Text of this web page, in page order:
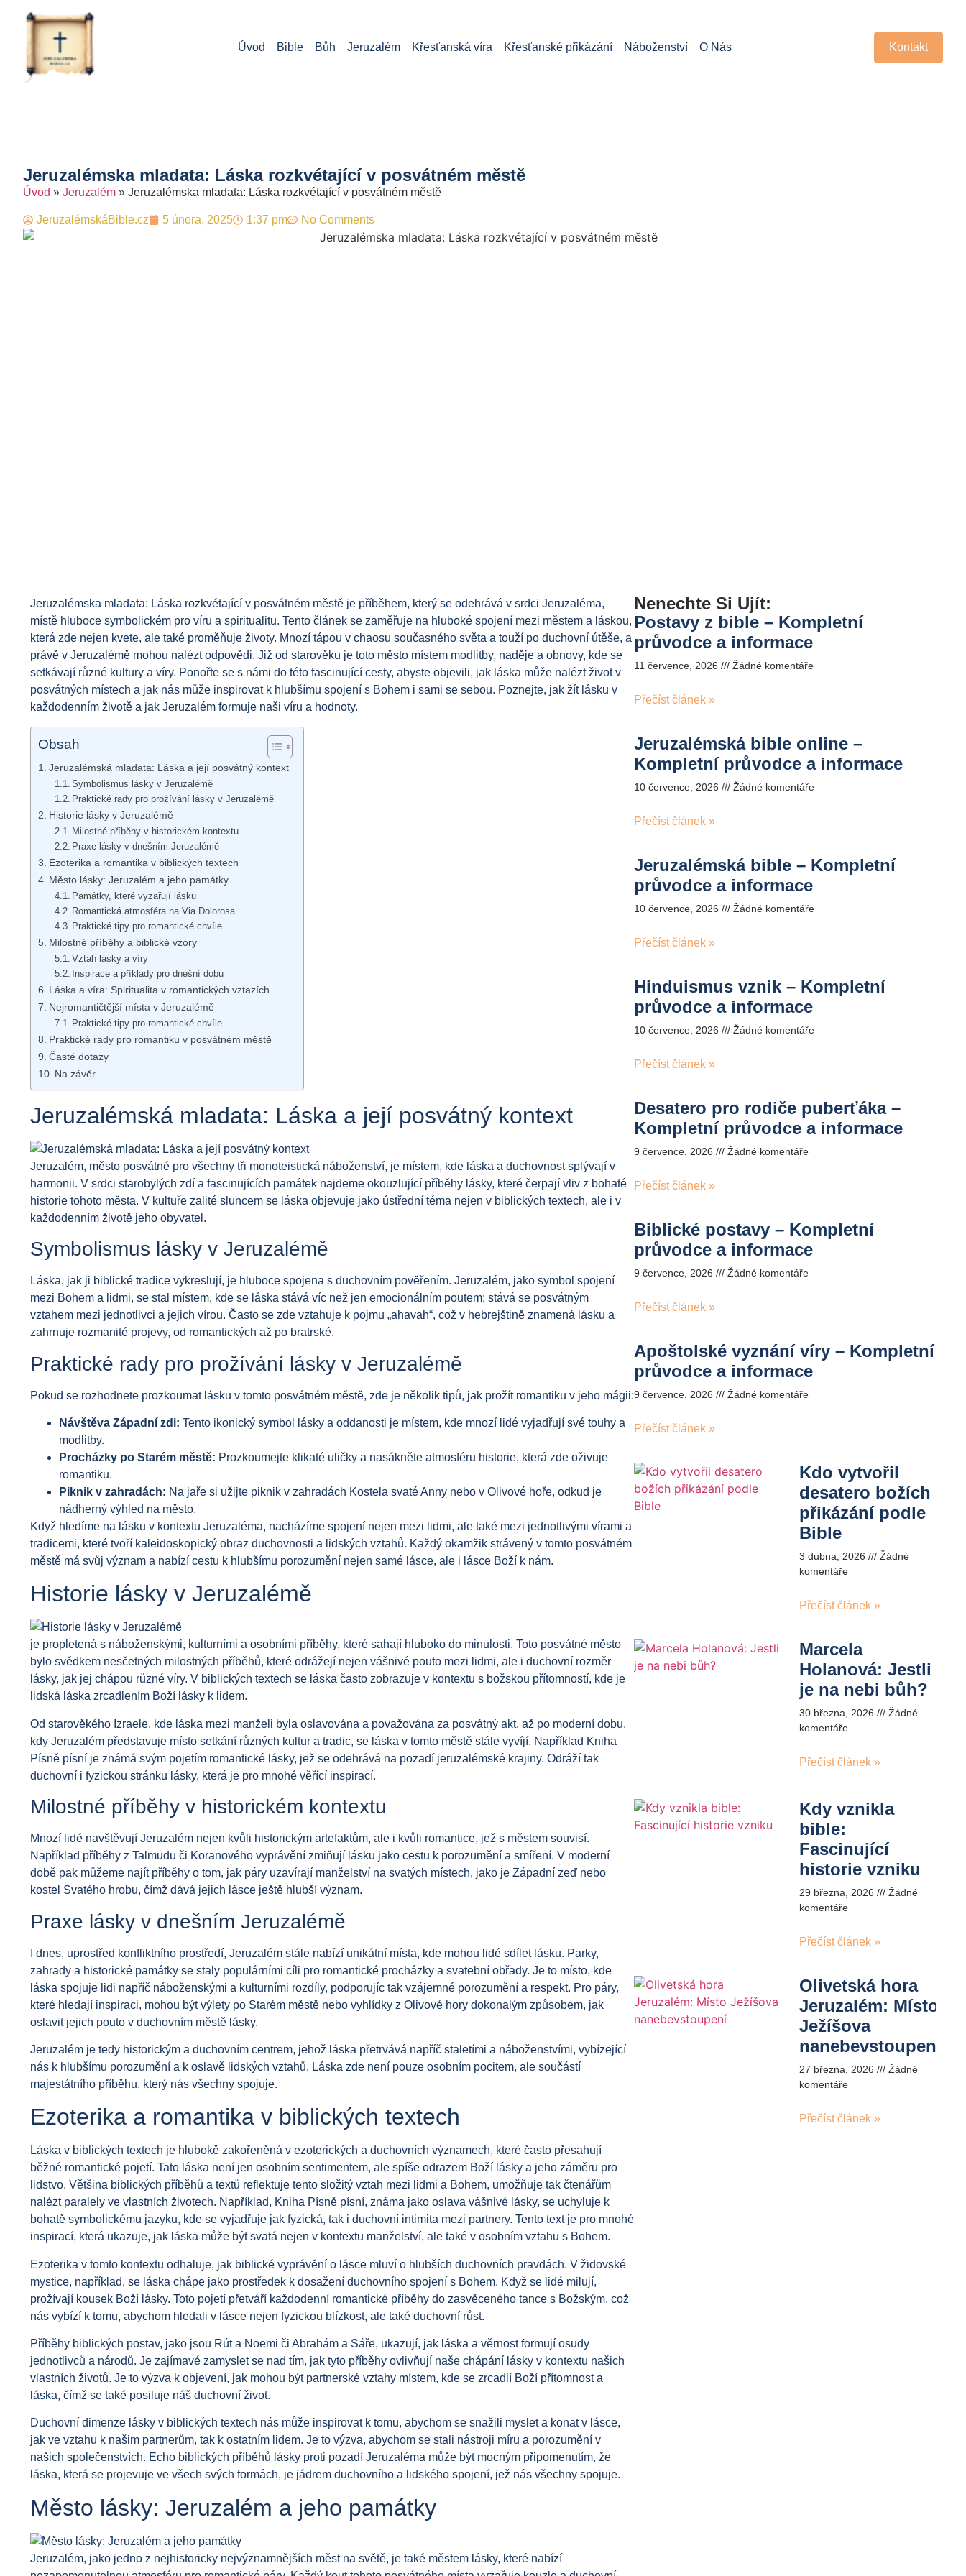
Úvod Bible Bůh Jeruzalém Křesťanská víra Křesťanské přikázání Náboženství O Nás Kontakt
Jeruzalémska mladata: Láska rozkvétající v posvátném městě
Úvod » Jeruzalém » Jeruzalémska mladata: Láska rozkvétající v posvátném městě
JeruzalémskáBible.cz 5 února, 2025 1:37 pm No Comments
Jeruzalémska mladata: Láska rozkvétající v posvátném městě je příběhem, který se odehrává v srdci Jeruzaléma,
místě hluboce symbolickém pro víru a spiritualitu. Tento článek se zaměřuje na hluboké spojení mezi městem a láskou,
která zde nejen kvete, ale také proměňuje životy. Mnozí tápou v chaosu současného světa a touží po duchovní útěše, a
právě v Jeruzalémě mohou nalézt odpovědi. Již od starověku je toto město místem modlitby, naděje a obnovy, kde se
setkávají různé kultury a víry. Ponořte se s námi do této fascinující cesty, abyste objevili, jak láska může nalézt život v
posvátných místech a jak nás může inspirovat k hlubšímu spojení s Bohem i sami se sebou. Poznejte, jak žít lásku v
každodenním životě a jak Jeruzalém formuje naši víru a hodnoty.
Obsah
Jeruzalémská mladata: Láska a její posvátný kontext
Symbolismus lásky v Jeruzalémě
Praktické rady pro prožívání lásky v Jeruzalémě
Historie lásky v Jeruzalémě
Milostné příběhy v historickém kontextu
Praxe lásky v dnešním Jeruzalémě
Ezoterika a romantika v biblických textech
Město lásky: Jeruzalém a jeho památky
Památky, které vyzařují lásku
Romantická atmosféra na Via Dolorosa
Praktické tipy pro romantické chvíle
Milostné příběhy a biblické vzory
Vztah lásky a víry
Inspirace a příklady pro dnešní dobu
Láska a víra: Spiritualita v romantických vztazích
Nejromantičtější místa v Jeruzalémě
Praktické tipy pro romantické chvíle
Praktické rady pro romantiku v posvátném městě
Časté dotazy
Na závěr
Jeruzalémská mladata: Láska a její posvátný kontext
Jeruzalém, město posvátné pro všechny tři monoteistická náboženství, je místem, kde láska a duchovnost splývají v
harmonii. V srdci starobylých zdí a fascinujících památek najdeme okouzlující příběhy lásky, které čerpají vliv z bohaté
historie tohoto města. V kultuře zalité sluncem se láska objevuje jako ústřední téma nejen v biblických textech, ale i v
každodenním životě jeho obyvatel.
Symbolismus lásky v Jeruzalémě
Láska, jak ji biblické tradice vykreslují, je hluboce spojena s duchovním pověřením. Jeruzalém, jako symbol spojení
mezi Bohem a lidmi, se stal místem, kde se láska stává víc než jen emocionálním poutem; stává se posvátným
vztahem mezi jednotlivci a jejich vírou. Často se zde vztahuje k pojmu „ahavah“, což v hebrejštině znamená lásku a
zahrnuje rozmanité projevy, od romantických až po bratrské.
Praktické rady pro prožívání lásky v Jeruzalémě
Pokud se rozhodnete prozkoumat lásku v tomto posvátném městě, zde je několik tipů, jak prožít romantiku v jeho mágii:
Návštěva Západní zdi: Tento ikonický symbol lásky a oddanosti je místem, kde mnozí lidé vyjadřují své touhy a
modlitby.
Procházky po Starém městě: Prozkoumejte klikaté uličky a nasákněte atmosféru historie, která zde oživuje
romantiku.
Piknik v zahradách: Na jaře si užijte piknik v zahradách Kostela svaté Anny nebo v Olivové hoře, odkud je
nádherný výhled na město.
Když hledíme na lásku v kontextu Jeruzaléma, nacházíme spojení nejen mezi lidmi, ale také mezi jednotlivými vírami a
tradicemi, které tvoří kaleidoskopický obraz duchovnosti a lidských vztahů. Každý okamžik strávený v tomto posvátném
městě má svůj význam a nabízí cestu k hlubšímu porozumění nejen samé lásce, ale i lásce Boží k nám.
Historie lásky v Jeruzalémě
je propletená s náboženskými, kulturními a osobními příběhy, které sahají hluboko do minulosti. Toto posvátné město
bylo svědkem nesčetných milostných příběhů, které odrážejí nejen vášnivé pouto mezi lidmi, ale i duchovní rozměr
lásky, jak jej chápou různé víry. V biblických textech se láska často zobrazuje v kontextu s božskou přítomností, kde je
lidská láska zrcadlením Boží lásky k lidem.
Od starověkého Izraele, kde láska mezi manželi byla oslavována a považována za posvátný akt, až po moderní dobu,
kdy Jeruzalém představuje místo setkání různých kultur a tradic, se láska v tomto městě stále vyvíjí. Například Kniha
Písně písní je známá svým pojetím romantické lásky, jež se odehrává na pozadí jeruzalémské krajiny. Odráží tak
duchovní i fyzickou stránku lásky, která je pro mnohé věřící inspirací.
Milostné příběhy v historickém kontextu
Mnozí lidé navštěvují Jeruzalém nejen kvůli historickým artefaktům, ale i kvůli romantice, jež s městem souvisí.
Například příběhy z Talmudu či Koranového vyprávění zmiňují lásku jako cestu k porozumění a smíření. V moderní
době pak můžeme najít příběhy o tom, jak páry uzavírají manželství na svatých místech, jako je Západní zeď nebo
kostel Svatého hrobu, čímž dává jejich lásce ještě hlubší význam.
Praxe lásky v dnešním Jeruzalémě
I dnes, uprostřed konfliktního prostředí, Jeruzalém stále nabízí unikátní místa, kde mohou lidé sdílet lásku. Parky,
zahrady a historické památky se staly populárními cíli pro romantické procházky a svatební obřady. Je to místo, kde
láska spojuje lidi napříč náboženskými a kulturními rozdíly, podporujíc tak vzájemné porozumění a respekt. Pro páry,
které hledají inspiraci, mohou být výlety po Starém městě nebo vyhlídky z Olivové hory dokonalým způsobem, jak
oslavit jejich pouto v duchovním městě lásky.
Jeruzalém je tedy historickým a duchovním centrem, jehož láska přetrvává napříč staletími a náboženstvími, vybízející
nás k hlubšímu porozumění a k oslavě lidských vztahů. Láska zde není pouze osobním pocitem, ale součástí
majestátního příběhu, který nás všechny spojuje.
Ezoterika a romantika v biblických textech
Láska v biblických textech je hlubokě zakořeněná v ezoterických a duchovních významech, které často přesahují
běžné romantické pojetí. Tato láska není jen osobním sentimentem, ale spíše odrazem Boží lásky a jeho záměru pro
lidstvo. Většina biblických příběhů a textů reflektuje tento složitý vztah mezi lidmi a Bohem, umožňuje tak čtenářům
nalézt paralely ve vlastních životech. Například, Kniha Písně písní, známa jako oslava vášnivé lásky, se uchyluje k
bohatě symbolickému jazyku, kde se vyjadřuje jak fyzická, tak i duchovní intimita mezi partnery. Tento text je pro mnohé
inspirací, která ukazuje, jak láska může být svatá nejen v kontextu manželství, ale také v osobním vztahu s Bohem.
Ezoterika v tomto kontextu odhaluje, jak biblické vyprávění o lásce mluví o hlubších duchovních pravdách. V židovské
mystice, například, se láska chápe jako prostředek k dosažení duchovního spojení s Bohem. Když se lidé milují,
prožívají kousek Boží lásky. Toto pojetí přetváří každodenní romantické příběhy do zasvěceného tance s Božským, což
nás vybízí k tomu, abychom hledali v lásce nejen fyzickou blízkost, ale také duchovní růst.
Příběhy biblických postav, jako jsou Rút a Noemi či Abrahám a Sáře, ukazují, jak láska a věrnost formují osudy
jednotlivců a národů. Je zajímavé zamyslet se nad tím, jak tyto příběhy ovlivňují naše chápání lásky v kontextu našich
vlastních životů. Je to výzva k objevení, jak mohou být partnerské vztahy místem, kde se zrcadlí Boží přítomnost a
láska, čímž se také posiluje náš duchovní život.
Duchovní dimenze lásky v biblických textech nás může inspirovat k tomu, abychom se snažili myslet a konat v lásce,
jak ve vztahu k našim partnerům, tak k ostatním lidem. Je to výzva, abychom se stali nástroji míru a porozumění v
našich společenstvích. Echo biblických příběhů lásky proti pozadí Jeruzaléma může být mocným připomenutím, že
láska, která se projevuje ve všech svých formách, je jádrem duchovního a lidského spojení, jež nás všechny spojuje.
Město lásky: Jeruzalém a jeho památky
Jeruzalém, jako jedno z nejhistoricky nejvýznamnějších měst na světě, je také městem lásky, které nabízí
Nenechte Si Ujít:
Postavy z bible – Kompletní
průvodce a informace
11 července, 2026 Žádné komentáře
Přečíst článek »
Jeruzalémská bible online –
Kompletní průvodce a informace
10 července, 2026 Žádné komentáře
Přečíst článek »
Jeruzalémská bible – Kompletní
průvodce a informace
10 července, 2026 Žádné komentáře
Přečíst článek »
Hinduismus vznik – Kompletní
průvodce a informace
10 července, 2026 Žádné komentáře
Přečíst článek »
Desatero pro rodiče puberťáka –
Kompletní průvodce a informace
9 července, 2026 Žádné komentáře
Přečíst článek »
Biblické postavy – Kompletní
průvodce a informace
9 července, 2026 Žádné komentáře
Přečíst článek »
Apoštolské vyznání víry – Kompletní
průvodce a informace
9 července, 2026 Žádné komentáře
Přečíst článek »
Kdo vytvořil
desatero božích
přikázání podle
Bible
3 dubna, 2026
Žádné
komentáře
Přečíst článek »
Marcela
Holanová: Jestli
je na nebi bůh?
30 března, 2026
Žádné
komentáře
Přečíst článek »
Kdy vznikla
bible:
Fascinující
historie vzniku
29 března, 2026
Žádné
komentáře
Přečíst článek »
Olivetská hora
Jeruzalém: Místo
Ježíšova
nanebevstoupení
27 března, 2026
Žádné
komentáře
Přečíst článek »